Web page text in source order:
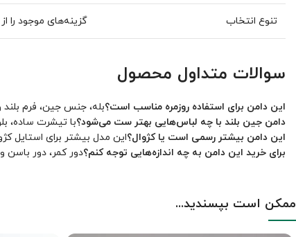
تنوع انتخاب گزینه‌های موجود
سوالات متداول محصول
این دامن برای استفاده روزمره مناسب است؟بله، جنس جین، فرم
دامن جین بلند با چه لباس‌هایی بهتر ست می‌شود؟با تیشرت ساده،
این دامن بیشتر رسمی است یا کژوال؟این مدل بیشتر برای استایل
برای خرید این دامن به چه اندازه‌هایی توجه کنم؟دور کمر، دور باسن
ممکن است بپسندید...